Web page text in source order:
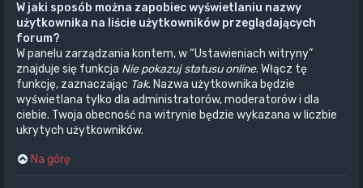
W jaki sposób można zapobiec wyświetlaniu nazwy
użytkownika na liście użytkowników przeglądających
forum?
W panelu zarządzania kontem, w “Ustawieniach witryny”
znajduje się funkcja Nie pokazuj statusu online. Włącz tę
funkcję, zaznaczając Tak. Nazwa użytkownika będzie
wyświetlana tylko dla administratorów, moderatorów i dla
ciebie. Twoja obecność na witrynie będzie wykazana w liczbie
ukrytych użytkowników.
Na górę